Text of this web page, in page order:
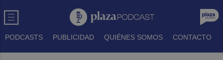
PODCASTS PUBLICIDAD QUIÉNES SOMOS CONTACTO